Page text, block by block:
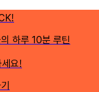
하루 10분 루틴
요!